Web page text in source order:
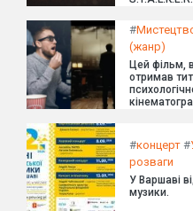
#
(жанр)
Цей фільм,
отримав
#концерт #
розваги
У Варшаві
музики.